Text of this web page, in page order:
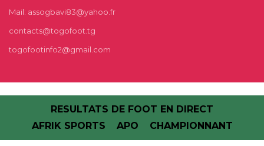
Mail: assogbavi83@yahoo.fr
contacts@togofoot.tg
togofootinfo2@gmail.com
RESULTATS DE FOOT EN DIRECT
AFRIK SPORTS
APO CHAMPIONNANT